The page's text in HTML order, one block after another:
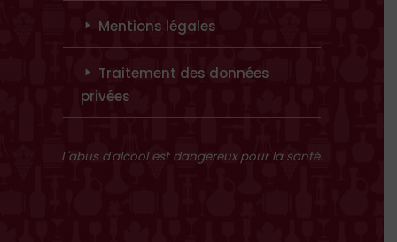
Mentions légales
Traitement des données
privées
L'abus d'alcool est dangereux pour la santé.